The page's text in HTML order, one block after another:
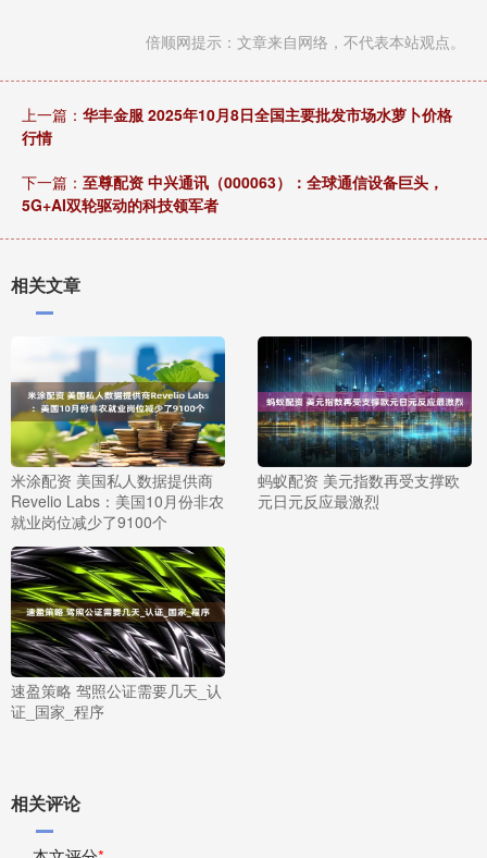
倍顺网提示：文章来自网络，不代表本站观点。
上一篇： 华丰金服 2025年10月8日全国主要批发市场水萝卜价格
行情
下一篇： 至尊配资 中兴通讯（000063）：全球通信设备巨头，
5G+AI双轮驱动的科技领军者
相关文章
米涂配资 美国私人数据提供商
Revelio Labs：美国10月份非农
就业岗位减少了9100个
蚂蚁配资 美元指数再受支撑欧
元日元反应最激烈
速盈策略 驾照公证需要几天_认
证_国家_程序
相关评论